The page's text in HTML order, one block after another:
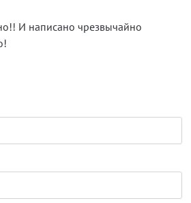
И написано чрезвычайно